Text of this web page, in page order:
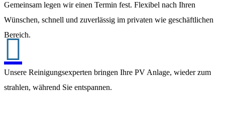
Gemeinsam legen wir einen Termin fest. Flexibel nach Ihren
Wünschen, schnell und zuverlässig im privaten wie geschäftlichen
Bereich.

Unsere Reinigungsexperten bringen Ihre PV Anlage, wieder zum
strahlen, während Sie entspannen.